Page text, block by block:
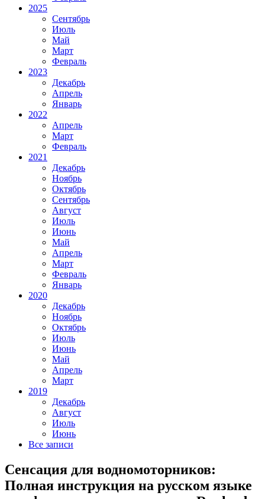
2025
Сентябрь
Июль
Май
Март
Февраль
2023
Декабрь
Апрель
Январь
2022
Апрель
Март
Февраль
2021
Декабрь
Ноябрь
Октябрь
Сентябрь
Август
Июль
Июнь
Май
Апрель
Март
Февраль
Январь
2020
Декабрь
Ноябрь
Октябрь
Июль
Июнь
Май
Апрель
Март
2019
Декабрь
Август
Июль
Июнь
Все записи
Сенсация для водномоторников:
Полная инструкция на русском языке